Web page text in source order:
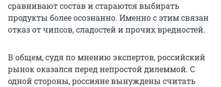
сравнивают состав и стараются выбирать
продукты более осознанно. Именно с этим связан
отказ от чипсов, сладостей и прочих вредностей.
В общем, судя по мнению экспертов, российский
рынок оказался перед непростой дилеммой. С
одной стороны, россияне вынуждены считать